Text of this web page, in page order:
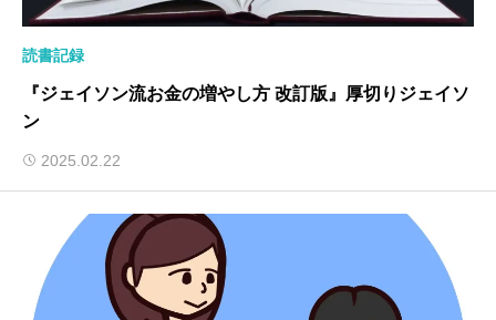
読書記録
『ジェイソン流お金の増やし方 改訂版』厚切りジェイソ
ン
2025.02.22